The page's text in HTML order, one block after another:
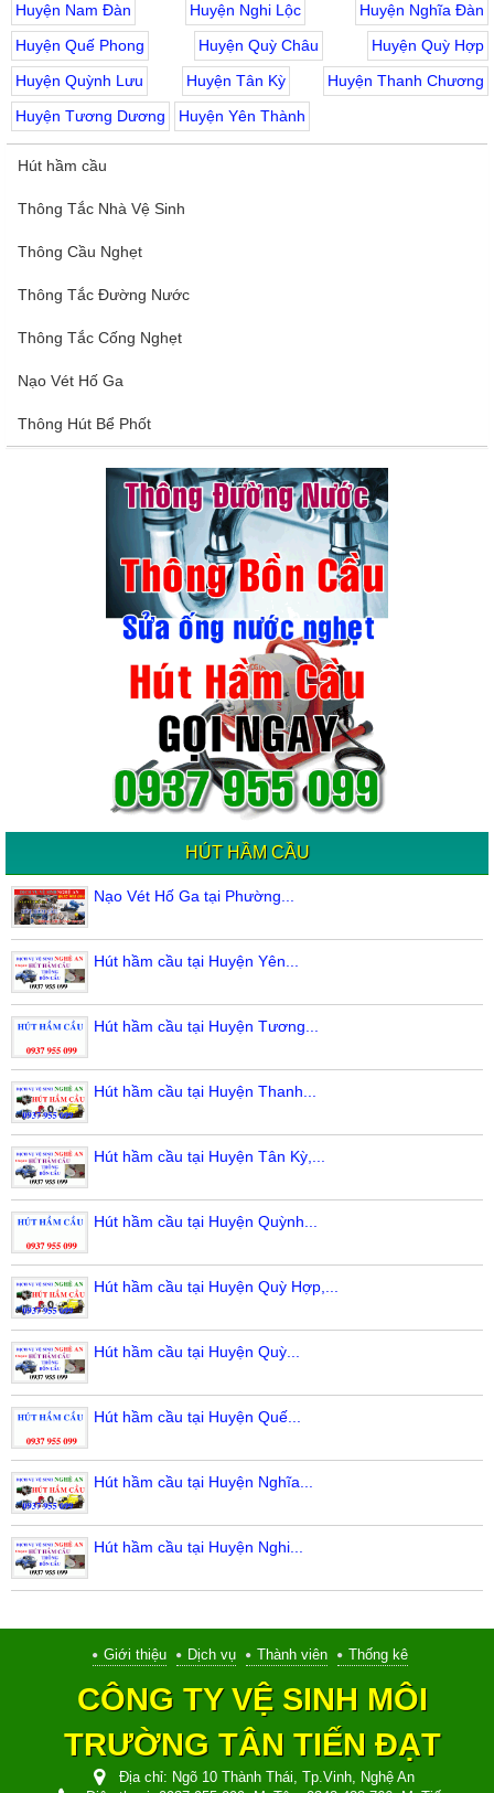
Huyện Nam Đàn
Huyện Nghi Lộc
Huyện Nghĩa Đàn
Huyện Quế Phong
Huyện Quỳ Châu
Huyện Quỳ Hợp
Huyện Quỳnh Lưu
Huyện Tân Kỳ
Huyện Thanh Chương
Huyện Tương Dương
Huyện Yên Thành
Hút hầm cầu
Thông Tắc Nhà Vệ Sinh
Thông Cầu Nghẹt
Thông Tắc Đường Nước
Thông Tắc Cống Nghẹt
Nạo Vét Hố Ga
Thông Hút Bể Phốt
HÚT HẦM CẦU
Nạo Vét Hố Ga tại Phường...
Hút hầm cầu tại Huyện Yên...
Hút hầm cầu tại Huyện Tương...
Hút hầm cầu tại Huyện Thanh...
Hút hầm cầu tại Huyện Tân Kỳ,...
Hút hầm cầu tại Huyện Quỳnh...
Hút hầm cầu tại Huyện Quỳ Hợp,...
Hút hầm cầu tại Huyện Quỳ...
Hút hầm cầu tại Huyện Quế...
Hút hầm cầu tại Huyện Nghĩa...
Hút hầm cầu tại Huyện Nghi...
Giới thiệu Dịch vụ Thành viên Thống kê
CÔNG TY VỆ SINH MÔI
TRƯỜNG TÂN TIẾN ĐẠT
Địa chỉ: Ngõ 10 Thành Thái, Tp.Vinh, Nghệ An